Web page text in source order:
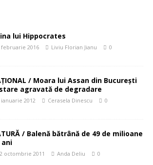
lui Hippocrates
februarie 2016 Liviu Florian Jianu 0
/ Moara lui Assan din Bucureşti
agravată de degradare
ianuarie 2012 Cerasela Dinescu 0
/ Balenă bătrână de 49 de milioane
ani
octombrie 2011 Anda Deliu 0